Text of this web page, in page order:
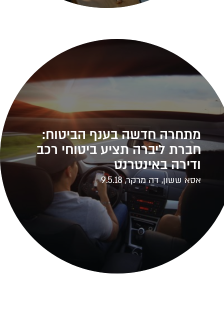
מתחרה חדשה בענף הביטוח:
חברת ליברה תציע ביטוחי רכב
ודירה באינטרנט
אסא ששון, דה מרקר, 9.5.18